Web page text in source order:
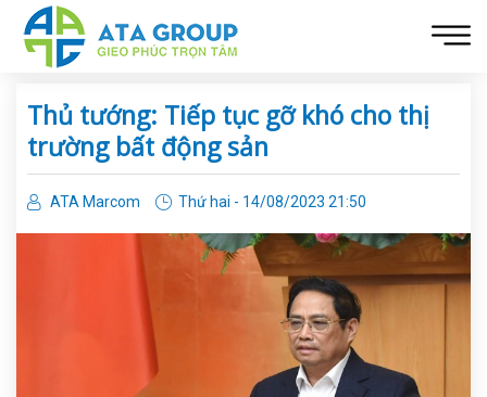
Thủ tướng: Tiếp tục gỡ khó cho thị
trường bất động sản
ATA Marcom Thứ hai - 14/08/2023 21:50